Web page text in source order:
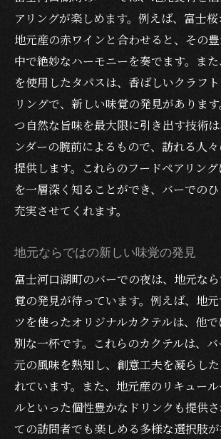
アリングが楽しめます。例えば、富士
地元産の赤ワインと合わせると、その
中で絶妙なハーモニーを奏でます。ま
を使用したタパスは、香ばしいクラフ
リングで、新しい味覚の発見がありま
つ自然な旨味を最大限に引き出す技術
ンダーの腕前によるもので、訪れる人
提供します。これらのフードペアリン
を一層深く知ることができ、バーでの
充実させてくれます。
地元ならではの新しい味覚の発見
富士河口湖町のバーでの夜は、地元な
覚の発見が待っています。例えば、地
ツを使ったオリジナルカクテルは、他
別な一杯です。これらのカクテルは、
元の風味を熟知し、創意工夫を凝らし
れています。また、地元産のリキュー
ルといった個性豊かなドリンクも提供
ての訪問者でも楽しめる多様な選択肢が